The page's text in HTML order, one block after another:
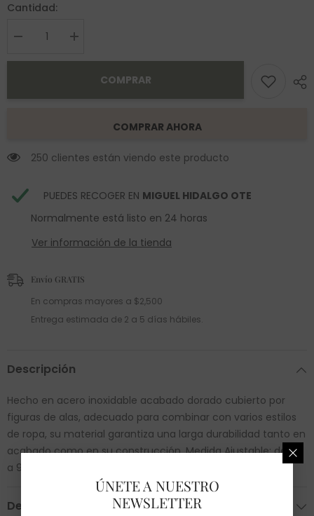
Cantidad:
Decrease
for
Increase
for
COMPRAR
COMPRAR AHORA
250 clientes están viendo este producto
PUEDES RECOGER EN MIGUEL HIDALGO OTE
Normalmente está listo en 24 horas
Ver información de la tienda
Envío GRATIS
En compras mayores a $2,500
Entrega estimada de 2 a 5 días hábiles.
Descripción
Hecho en acero inoxidable acabado dorado cubierto por
figuras de alas, adecuado para combinar con varios estilos
de ropa, su material garantiza una larga durabilidad tanto en
acabado como en su construcción. Medida Ajustable: de 8.5
a 9.0 SKU: 0641-AF-165-6
Devoluciones
ÚNETE A NUESTRO
NEWSLETTER